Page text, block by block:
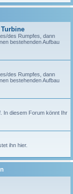
des Rumpfes, dann
bestehenden Aufbau
des Rumpfes, dann
bestehenden Aufbau
In diesem Forum könnt Ihr
ihn hier.